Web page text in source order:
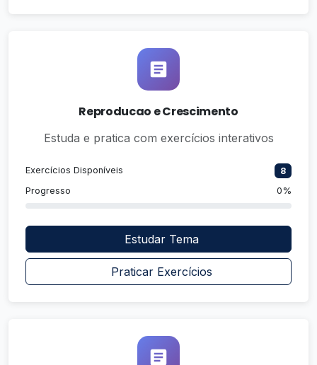
Reproducao e Crescimento
Estuda e pratica com exercícios interativos
Exercícios Disponíveis
8
Progresso
0%
Estudar Tema
Praticar Exercícios